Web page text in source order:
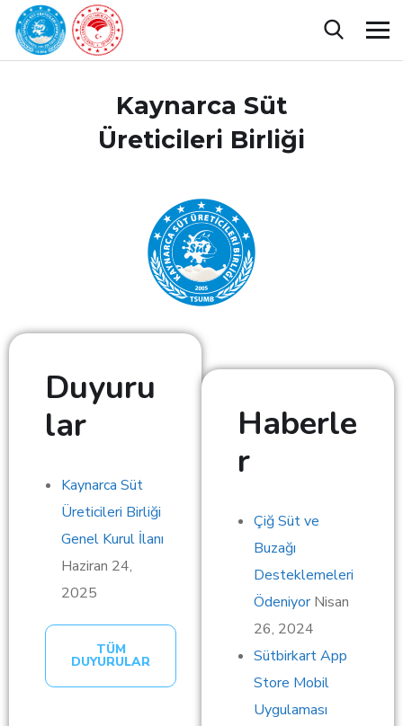
Kaynarca Süt
Üreticileri Birliği
Duyuru
lar
Kaynarca Süt
Üreticileri Birliği
Genel Kurul İlanı
Haziran 24,
2025
TÜM
DUYURULAR
Haberle
r
Çiğ Süt ve
Buzağı
Desteklemeleri
Ödeniyor Nisan
26, 2024
Sütbirkart App
Store Mobil
Uygulaması